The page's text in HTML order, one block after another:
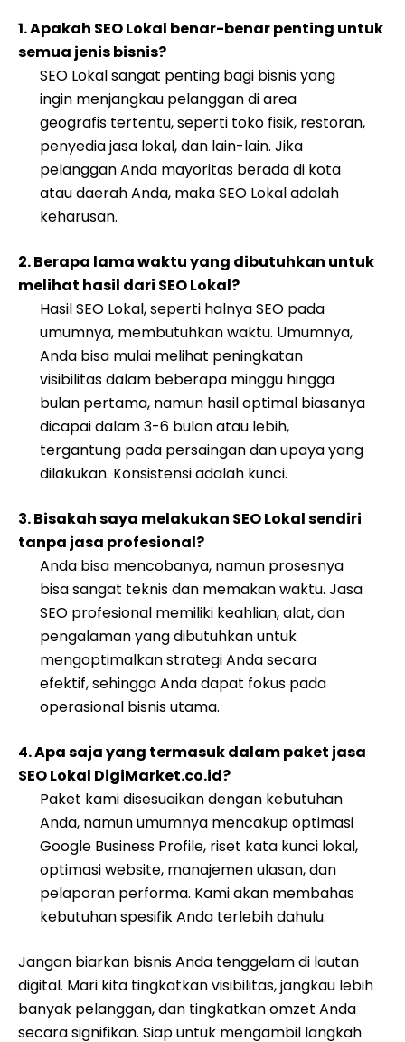
1. Apakah SEO Lokal benar-benar penting untuk
semua jenis bisnis?
SEO Lokal sangat penting bagi bisnis yang
ingin menjangkau pelanggan di area
geografis tertentu, seperti toko fisik, restoran,
penyedia jasa lokal, dan lain-lain. Jika
pelanggan Anda mayoritas berada di kota
atau daerah Anda, maka SEO Lokal adalah
keharusan.
2. Berapa lama waktu yang dibutuhkan untuk
melihat hasil dari SEO Lokal?
Hasil SEO Lokal, seperti halnya SEO pada
umumnya, membutuhkan waktu. Umumnya,
Anda bisa mulai melihat peningkatan
visibilitas dalam beberapa minggu hingga
bulan pertama, namun hasil optimal biasanya
dicapai dalam 3-6 bulan atau lebih,
tergantung pada persaingan dan upaya yang
dilakukan. Konsistensi adalah kunci.
3. Bisakah saya melakukan SEO Lokal sendiri
tanpa jasa profesional?
Anda bisa mencobanya, namun prosesnya
bisa sangat teknis dan memakan waktu. Jasa
SEO profesional memiliki keahlian, alat, dan
pengalaman yang dibutuhkan untuk
mengoptimalkan strategi Anda secara
efektif, sehingga Anda dapat fokus pada
operasional bisnis utama.
4. Apa saja yang termasuk dalam paket jasa
SEO Lokal DigiMarket.co.id?
Paket kami disesuaikan dengan kebutuhan
Anda, namun umumnya mencakup optimasi
Google Business Profile, riset kata kunci lokal,
optimasi website, manajemen ulasan, dan
pelaporan performa. Kami akan membahas
kebutuhan spesifik Anda terlebih dahulu.
Jangan biarkan bisnis Anda tenggelam di lautan
digital. Mari kita tingkatkan visibilitas, jangkau lebih
banyak pelanggan, dan tingkatkan omzet Anda
secara signifikan. Siap untuk mengambil langkah